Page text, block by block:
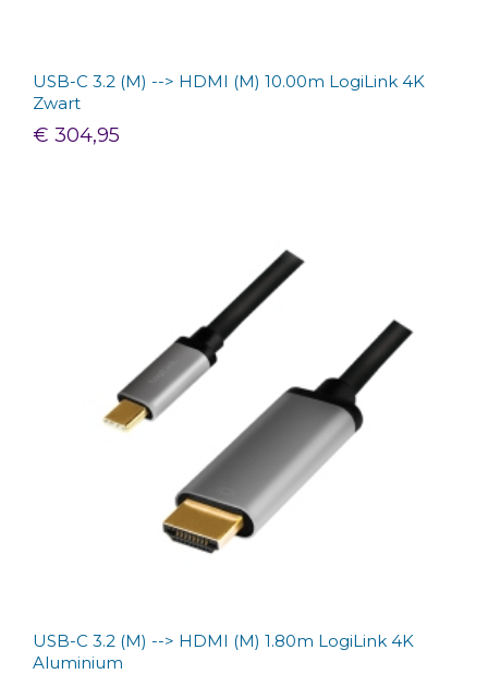
USB-C 3.2 (M) --> HDMI (M) 10.00m LogiLink 4K
Zwart
€ 304,95
USB-C 3.2 (M) --> HDMI (M) 1.80m LogiLink 4K
Aluminium